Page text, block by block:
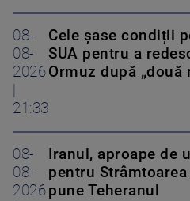
08-
08-
2026
21:33
Cele șase condiții
SUA pentru a
Ormuz după „două
08-
08-
2026
Iranul, aproape de
pentru
pune Teheranul